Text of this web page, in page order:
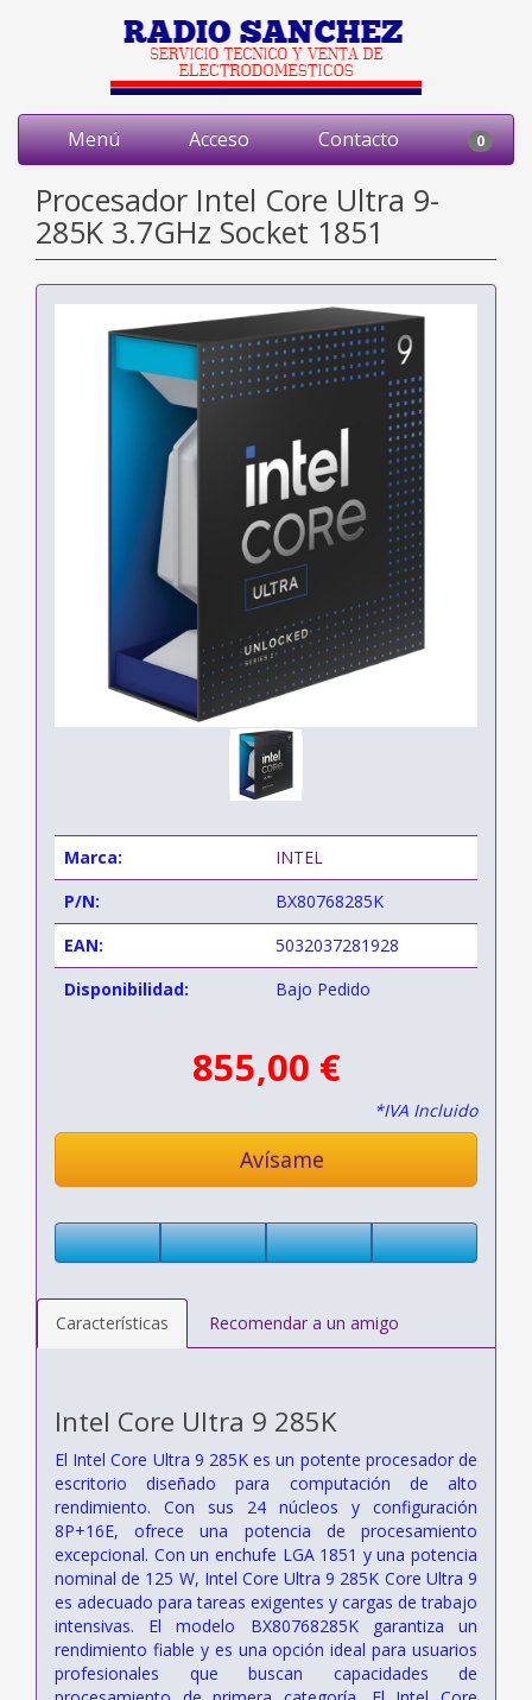
Menú Acceso Contacto 0
Procesador Intel Core Ultra 9-
285K 3.7GHz Socket 1851
Marca:
INTEL
P/N:
BX80768285K
EAN:
5032037281928
Disponibilidad:
Bajo Pedido
855,00 €
*IVA Incluido
Avísame
Características Recomendar a un amigo
Intel Core Ultra 9 285K
El Intel Core Ultra 9 285K es un potente procesador de
escritorio diseñado para computación de alto
rendimiento. Con sus 24 núcleos y configuración
8P+16E, ofrece una potencia de procesamiento
excepcional. Con un enchufe LGA 1851 y una potencia
nominal de 125 W, Intel Core Ultra 9 285K Core Ultra 9
es adecuado para tareas exigentes y cargas de trabajo
intensivas. El modelo BX80768285K garantiza un
rendimiento fiable y es una opción ideal para usuarios
profesionales que buscan capacidades de